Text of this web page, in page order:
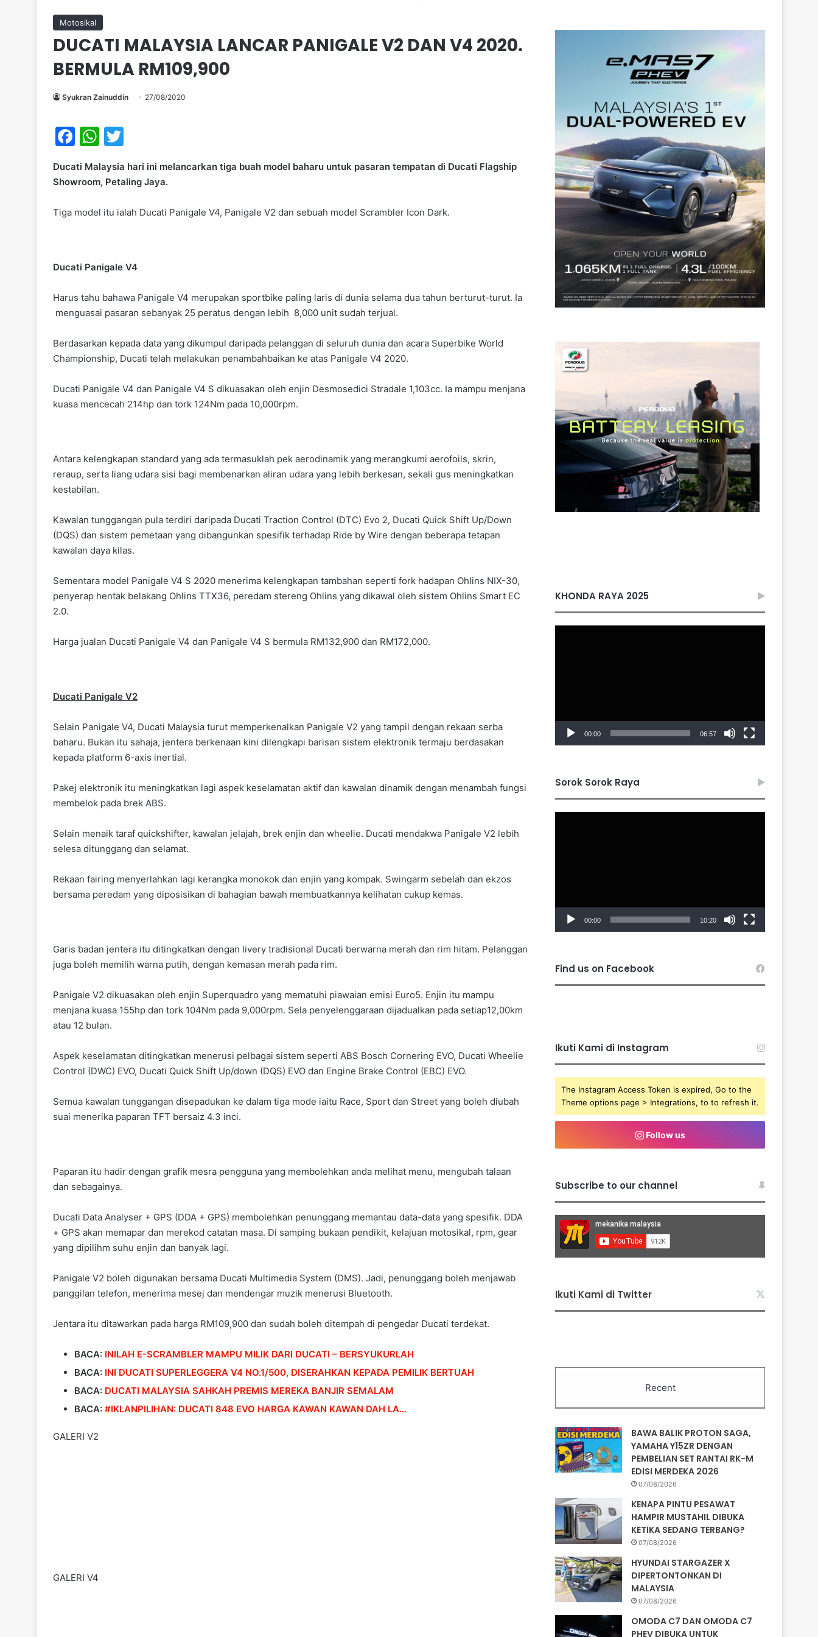
Motosikal
DUCATI MALAYSIA LANCAR PANIGALE V2 DAN V4 2020.
BERMULA RM109,900
Syukran Zainuddin 27/08/2020
F
c
b
k
W
at
s
A
itt
er
Ducati Malaysia hari ini melancarkan tiga buah model baharu untuk pasaran tempatan di Ducati Flagship
Showroom, Petaling Jaya.
Tiga model itu ialah Ducati Panigale V4, Panigale V2 dan sebuah model Scrambler Icon Dark.
Ducati Panigale V4
Harus tahu bahawa Panigale V4 merupakan sportbike paling laris di dunia selama dua tahun berturut-turut. Ia
menguasai pasaran sebanyak 25 peratus dengan lebih 8,000 unit sudah terjual.
Berdasarkan kepada data yang dikumpul daripada pelanggan di seluruh dunia dan acara Superbike World
Championship, Ducati telah melakukan penambahbaikan ke atas Panigale V4 2020.
Ducati Panigale V4 dan Panigale V4 S dikuasakan oleh enjin Desmosedici Stradale 1,103cc. Ia mampu menjana
kuasa mencecah 214hp dan tork 124Nm pada 10,000rpm.
Antara kelengkapan standard yang ada termasuklah pek aerodinamik yang merangkumi aerofoils, skrin,
reraup, serta liang udara sisi bagi membenarkan aliran udara yang lebih berkesan, sekali gus meningkatkan
kestabilan.
Kawalan tunggangan pula terdiri daripada Ducati Traction Control (DTC) Evo 2, Ducati Quick Shift Up/Down
(DQS) dan sistem pemetaan yang dibangunkan spesifik terhadap Ride by Wire dengan beberapa tetapan
kawalan daya kilas.
Sementara model Panigale V4 S 2020 menerima kelengkapan tambahan seperti fork hadapan Ohlins NIX-30,
penyerap hentak belakang Ohlins TTX36, peredam stereng Ohlins yang dikawal oleh sistem Ohlins Smart EC
2.0.
Harga jualan Ducati Panigale V4 dan Panigale V4 S bermula RM132,900 dan RM172,000.
Ducati Panigale V2
Selain Panigale V4, Ducati Malaysia turut memperkenalkan Panigale V2 yang tampil dengan rekaan serba
baharu. Bukan itu sahaja, jentera berkenaan kini dilengkapi barisan sistem elektronik termaju berdasakan
kepada platform 6-axis inertial.
Pakej elektronik itu meningkatkan lagi aspek keselamatan aktif dan kawalan dinamik dengan menambah fungsi
membelok pada brek ABS.
Selain menaik taraf quickshifter, kawalan jelajah, brek enjin dan wheelie. Ducati mendakwa Panigale V2 lebih
selesa ditunggang dan selamat.
Rekaan fairing menyerlahkan lagi kerangka monokok dan enjin yang kompak. Swingarm sebelah dan ekzos
bersama peredam yang diposisikan di bahagian bawah membuatkannya kelihatan cukup kemas.
Garis badan jentera itu ditingkatkan dengan livery tradisional Ducati berwarna merah dan rim hitam. Pelanggan
juga boleh memilih warna putih, dengan kemasan merah pada rim.
Panigale V2 dikuasakan oleh enjin Superquadro yang mematuhi piawaian emisi Euro5. Enjin itu mampu
menjana kuasa 155hp dan tork 104Nm pada 9,000rpm. Sela penyelenggaraan dijadualkan pada setiap12,00km
atau 12 bulan.
Aspek keselamatan ditingkatkan menerusi pelbagai sistem seperti ABS Bosch Cornering EVO, Ducati Wheelie
Control (DWC) EVO, Ducati Quick Shift Up/down (DQS) EVO dan Engine Brake Control (EBC) EVO.
Semua kawalan tunggangan disepadukan ke dalam tiga mode iaitu Race, Sport dan Street yang boleh diubah
suai menerika paparan TFT bersaiz 4.3 inci.
Paparan itu hadir dengan grafik mesra pengguna yang membolehkan anda melihat menu, mengubah talaan
dan sebagainya.
Ducati Data Analyser + GPS (DDA + GPS) membolehkan penunggang memantau data-data yang spesifik. DDA
+ GPS akan memapar dan merekod catatan masa. Di samping bukaan pendikit, kelajuan motosikal, rpm, gear
yang dipilihm suhu enjin dan banyak lagi.
Panigale V2 boleh digunakan bersama Ducati Multimedia System (DMS). Jadi, penunggang boleh menjawab
panggilan telefon, menerima mesej dan mendengar muzik menerusi Bluetooth.
Jentara itu ditawarkan pada harga RM109,900 dan sudah boleh ditempah di pengedar Ducati terdekat.
BACA: INILAH E-SCRAMBLER MAMPU MILIK DARI DUCATI – BERSYUKURLAH
BACA: INI DUCATI SUPERLEGGERA V4 NO.1/500, DISERAHKAN KEPADA PEMILIK BERTUAH
BACA: DUCATI MALAYSIA SAHKAH PREMIS MEREKA BANJIR SEMALAM
BACA: #IKLANPILIHAN: DUCATI 848 EVO HARGA KAWAN KAWAN DAH LA…
GALERI V2
GALERI V4
KHONDA RAYA 2025
00:00 06:57
Sorok Sorok Raya
00:00 10:20
Find us on Facebook
Ikuti Kami di Instagram
The Instagram Access Token is expired, Go to the
Theme options page > Integrations, to to refresh it.
Follow us
Subscribe to our channel
Ikuti Kami di Twitter
Recent
BAWA BALIK PROTON SAGA,
YAMAHA Y15ZR DENGAN
PEMBELIAN SET RANTAI RK-M
EDISI MERDEKA 2026
07/08/2026
KENAPA PINTU PESAWAT
HAMPIR MUSTAHIL DIBUKA
KETIKA SEDANG TERBANG?
07/08/2026
HYUNDAI STARGAZER X
DIPERTONTONKAN DI
MALAYSIA
07/08/2026
OMODA C7 DAN OMODA C7
PHEV DIBUKA UNTUK